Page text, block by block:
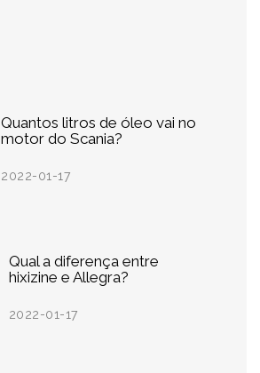
Quantos litros de óleo vai no
motor do Scania?
2022-01-17
Qual a diferença entre
hixizine e Allegra?
2022-01-17